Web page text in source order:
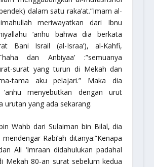
dalam satu raka’at.”Imam al-
meriwayatkan dari Ibnu
‘anhu bahwa dia berkata
Bani Israil (al-Israa’), al-Kahfi,
dan Anbiyaa’ :”semuanya
surat yang turun di Mekah dan
tama aku pelajari.” Maka dia
menyebutkan dengan urut
urutan yang ada sekarang.
Wahb dari Sulaiman bin Bilal, dia
mendengar Rabi’ah ditanya:”Kenapa
Ali ‘Imraan didahulukan padahal
Mekah 80-an surat sebelum kedua